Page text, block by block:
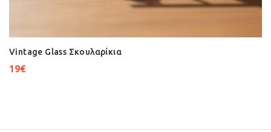
Vintage Glass Σκουλαρίκια
19€